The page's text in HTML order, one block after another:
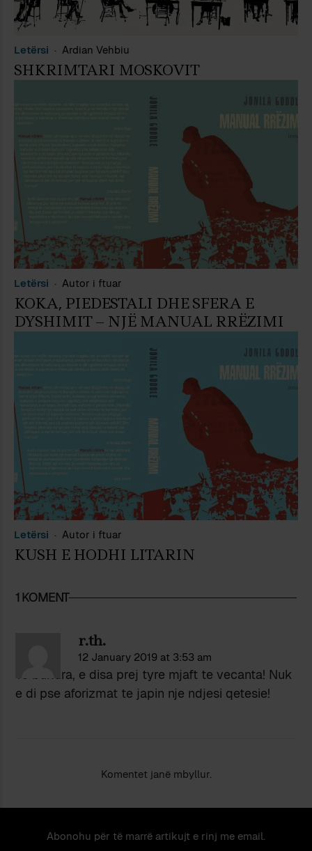
Letërsi Ardian Vehbiu
SHKRIMTARI MOSKOVIT
Letërsi Autor i ftuar
KOKA, PIEDESTALI DHE SFERA E
DYSHIMIT – NJË MANUAL RRËZIMI
Letërsi Autor i ftuar
KUSH E HODHI LITARIN
1 KOMENT
r.th.
12 January 2019 at 3:53 am
Te bukura, e disa prej tyre mjaft te vecanta! Nuk
e di pse aforizmat te japin nje ndjesi qetesie!
Komentet janë mbyllur.
Abonohu për të marrë artikujt e rinj me email.